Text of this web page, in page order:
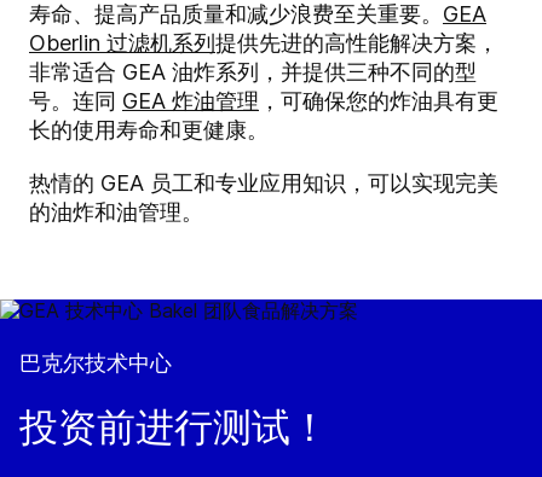
寿命、提高产品质量和减少浪费至关重要。 GEA
Oberlin 过滤机系列提供先进的高性能解决方案，
非常适合 GEA 油炸系列，并提供三种不同的型
号。连同 GEA 炸油管理 ，可确保您的炸油具有更
长的使用寿命和更健康。
热情的 GEA 员工和专业应用知识，可以实现完美
的油炸和油管理。
巴克尔技术中心
投资前进行测试！